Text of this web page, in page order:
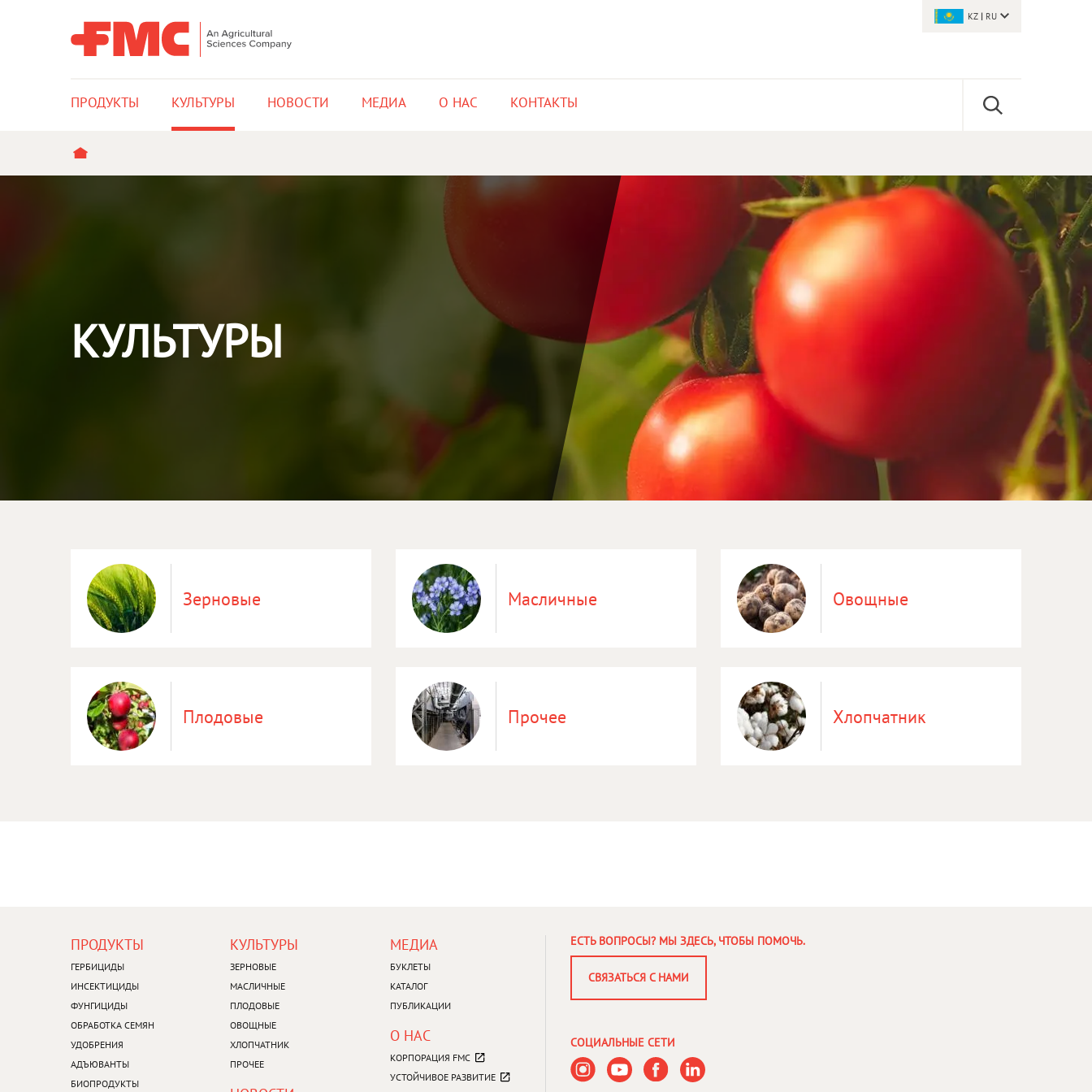
KZ | RU
MAIN
NAVIGATION
ПРОДУКТЫ КУЛЬТУРЫ​ НОВОСТИ МЕДИА​ О НАС​ КОНТАКТЫ​
СТРОКА
КУЛЬТУРЫ
Зерновые Масличные Овощные
Плодовые Прочее Хлопчатник
FOOTER
MENU
ПРОДУКТЫ​
ГЕРБИЦИДЫ
ИНСЕКТИЦИДЫ
ФУНГИЦИДЫ
ОБРАБОТКА СЕМЯН
УДОБРЕНИЯ
АДЪЮВАНТЫ
БИОПРОДУКТЫ
FOOTER
MENU
КУЛЬТУРЫ​
ЗЕРНОВЫЕ
МАСЛИЧНЫЕ
ПЛОДОВЫЕ
ОВОЩНЫЕ
ХЛОПЧАТНИК
ПРОЧЕЕ
FOOTER
MENU
МЕДИА
БУКЛЕТЫ
КАТАЛОГ
ПУБЛИКАЦИИ
О НАС
КОРПОРАЦИЯ FMC
УСТОЙЧИВОЕ РАЗВИТИЕ
ЕСТЬ ВОПРОСЫ? МЫ ЗДЕСЬ, ЧТОБЫ ПОМОЧЬ.
СВЯЗАТЬСЯ С НАМИ
СОЦИАЛЬНЫЕ СЕТИ